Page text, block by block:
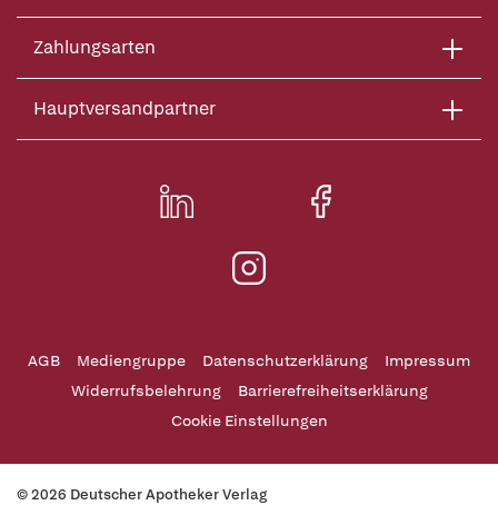
Zahlungsarten
Hauptversandpartner
AGB Mediengruppe Datenschutzerklärung
Impressum
Widerrufsbelehrung
Barrierefreiheitserklärung
Cookie Einstellungen
© 2026 Deutscher Apotheker Verlag